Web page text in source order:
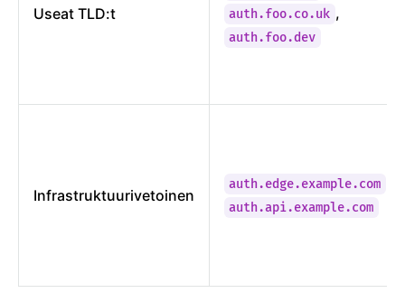
Useat TLD:t auth.foo.co.uk ,
auth.foo.dev
Infrastruktuurivetoinen
auth.edge.example.com
auth.api.example.com